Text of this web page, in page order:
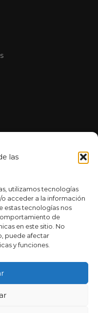
las
utilizamos tecnologías
acceder a la información
estas tecnologías nos
de
en este sitio. No
puede afectar
y funciones.
económica, la
al cliente y el